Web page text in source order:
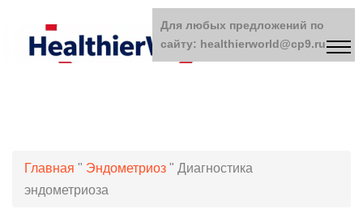
Главная " Эндометриоз " Диагностика
эндометриоза
Для любых предложений по
сайту: healthierworld@cp9.ru